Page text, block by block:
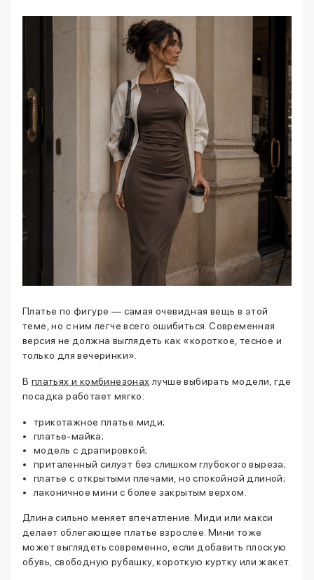
Платье по фигуре — самая очевидная вещь в этой
теме, но с ним легче всего ошибиться. Современная
версия не должна выглядеть как «короткое, тесное и
только для вечеринки».
В платьях и комбинезонах лучше выбирать модели, где
посадка работает мягко:
трикотажное платье миди;
платье-майка;
модель с драпировкой;
приталенный силуэт без слишком глубокого выреза;
платье с открытыми плечами, но спокойной длиной;
лаконичное мини с более закрытым верхом.
Длина сильно меняет впечатление. Миди или макси
делает облегающее платье взрослее. Мини тоже
может выглядеть современно, если добавить плоскую
обувь, свободную рубашку, короткую куртку или жакет.